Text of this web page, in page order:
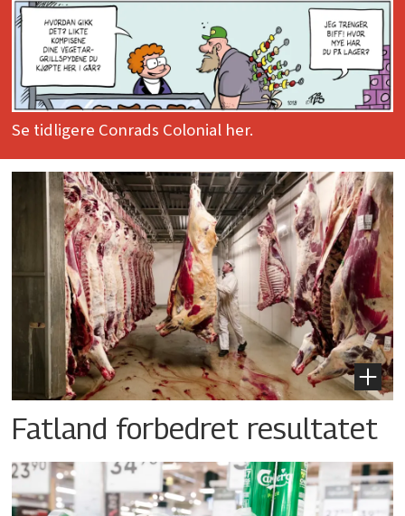
Se tidligere Conrads Colonial her.
Fatland forbedret resultatet